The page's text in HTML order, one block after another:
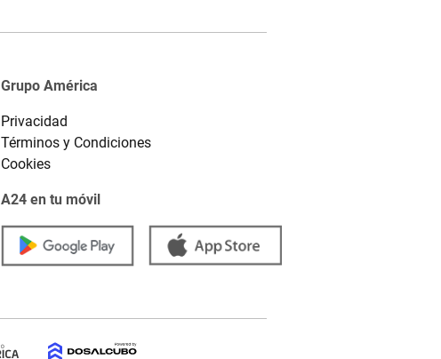
Grupo América
Privacidad
Términos y Condiciones
Cookies
A24 en tu móvil